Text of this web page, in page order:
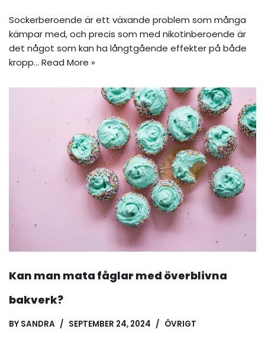
Sockerberoende är ett växande problem som många
kämpar med, och precis som med nikotinberoende är
det något som kan ha långtgående effekter på både
kropp… Read More »
Kan man mata fåglar med överblivna
bakverk?
BY SANDRA SEPTEMBER 24, 2024 ÖVRIGT